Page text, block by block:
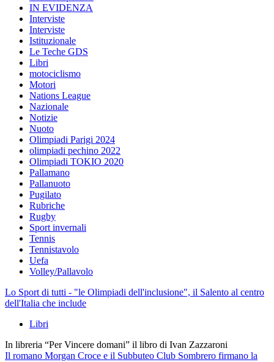
IN EVIDENZA
Interviste
Interviste
Istituzionale
Le Teche GDS
Libri
motociclismo
Motori
Nations League
Nazionale
Notizie
Nuoto
Olimpiadi Parigi 2024
olimpiadi pechino 2022
Olimpiadi TOKIO 2020
Pallamano
Pallanuoto
Pugilato
Rubriche
Rugby
Sport invernali
Tennis
Tennistavolo
Uefa
Volley/Pallavolo
Lo Sport di tutti - "le Olimpiadi dell'inclusione", il Salento al centro
dell'Italia che include
Libri
In libreria “Per Vincere domani” il libro di Ivan Zazzaroni
Il romano Morgan Croce e il Subbuteo Club Sombrero firmano la